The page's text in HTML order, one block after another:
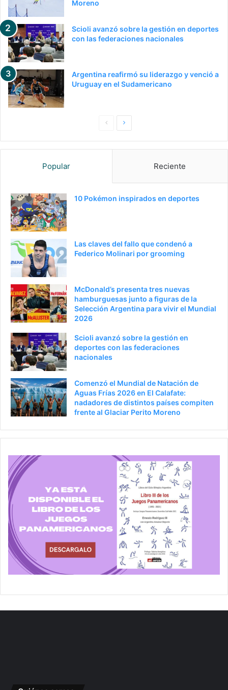
Moreno
Scioli avanzó sobre la gestión en deportes
con las federaciones nacionales
Argentina reafirmó su liderazgo y venció a
Uruguay en el Sudamericano
g
e
o
r
g
p
i
n
Popular Reciente
10 Pokémon inspirados en deportes
Las claves del fallo que condenó a
Federico Molinari por grooming
McDonald’s presenta tres nuevas
hamburguesas junto a figuras de la
Selección Argentina para vivir el Mundial
2026
Scioli avanzó sobre la gestión en
deportes con las federaciones
nacionales
Comenzó el Mundial de Natación de
Aguas Frías 2026 en El Calafate:
nadadores de distintos países compiten
frente al Glaciar Perito Moreno